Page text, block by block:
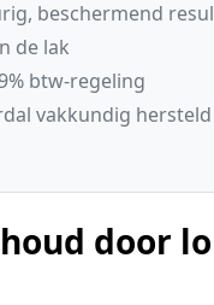
beschermend
de lak
btw-regeling
vakkundig hersteld
door